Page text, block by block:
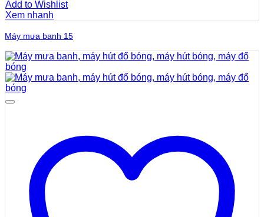
Add to Wishlist
Xem nhanh
Máy mưa banh 15